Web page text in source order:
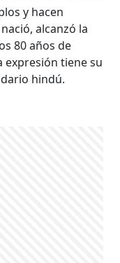
y hacen
alcanzó la
80 años de
expresión tiene su
hindú.